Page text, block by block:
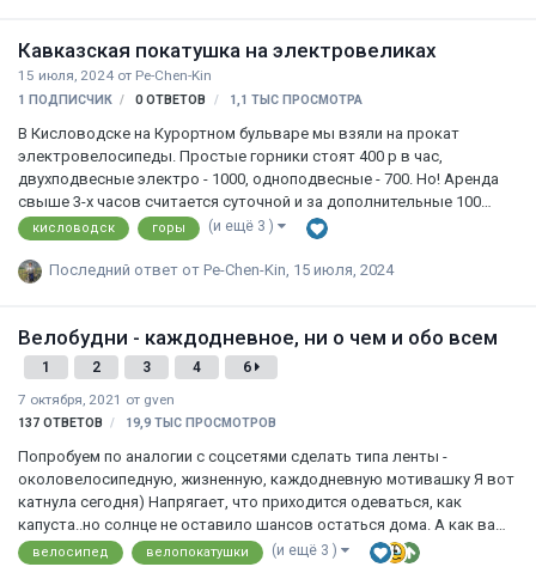
Кавказская покатушка на электровеликах
15 июля, 2024 от Pe-Chen-Kin
1 ПОДПИСЧИК 0 ОТВЕТОВ 1,1 ТЫС ПРОСМОТРА
В Кисловодске на Курортном бульваре мы взяли на прокат
электровелосипеды. Простые горники стоят 400 р в час,
двухподвесные электро - 1000, одноподвесные - 700. Но! Аренда
свыше 3-х часов считается суточной и за дополнительные 100
рублей можно кататься весь день. Поэтому, заплатив по 2200 р.
мы гоняли по горам и городу почти до вечера. Удовольствие -
колоссальное! Велик прёт на любую гору, ему пофигу горные
суставов. Первым делом мы объехали самый большой в мире
кисловодский парк, поднявшись более, чем на 1000 м. на гору
Большое Седло. Затем, спус…
Последний ответ от Pe-Chen-Kin 15 июля, 2024
кисловодск горы (и ещё 3 )
Велобудни - каждодневное, ни о чем и обо всем
1 2 3 4
6
7 октября, 2021 от gven
137 ОТВЕТОВ 19,9 ТЫС ПРОСМОТРОВ
Попробуем по аналогии с соцсетями сделать типа ленты -
околовелосипедную, жизненную, каждодневную мотивашку Я вот
катнула сегодня) Напрягает, что приходится одеваться, как
капуста..но солнце не оставило шансов остаться дома. А как ваше
утро?
велосипед велопокатушки (и ещё 3 )